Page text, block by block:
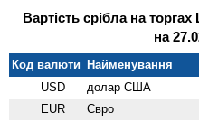
Вартість срібла на
на
Код валюти Найменування
USD
долар США
EUR Євро